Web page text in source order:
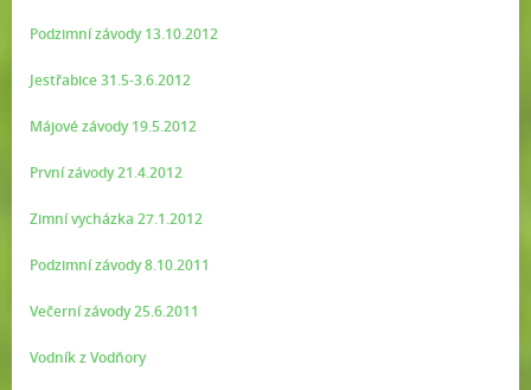
Podzimní závody 13.10.2012
Jestřabice 31.5-3.6.2012
Májové závody 19.5.2012
První závody 21.4.2012
Zimní vycházka 27.1.2012
Podzimní závody 8.10.2011
Večerní závody 25.6.2011
Vodník z Vodňory